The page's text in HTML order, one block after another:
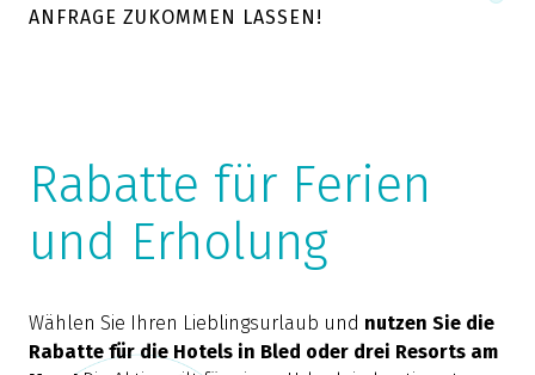
ANFRAGE ZUKOMMEN LASSEN!
Rabatte für Ferien
und Erholung
Wählen Sie Ihren Lieblingsurlaub und nutzen Sie die
Rabatte für die Hotels in Bled oder drei Resorts am